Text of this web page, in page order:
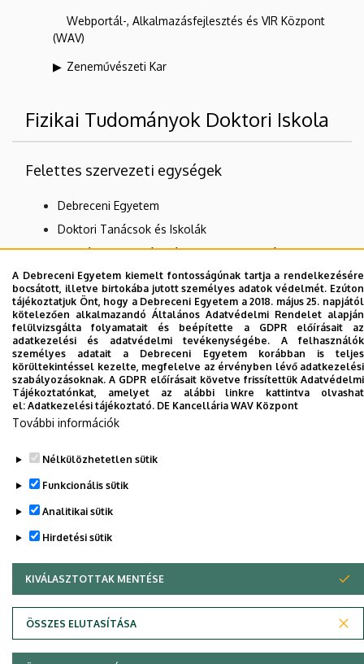
Webportál-, Alkalmazásfejlesztés és VIR Központ
(WAV)
Zeneművészeti Kar
Fizikai Tudományok Doktori Iskola
Felettes szervezeti egységek
Debreceni Egyetem
Doktori Tanácsok és Iskolák
Természettudományi és Műszaki Tudományi Doktori
Tanács
Dolgozói adatmódosítás igénylése a DE
telefonkönyvében|Külső személyek rögzítése a
DE telefonkönyvében|Súgó|Hibabejelentés
Szerzői jog © 2026 Unideb
A Debreceni Egyetem kiemelt fontosságúnak tartja a rendelkezésére
bocsátott, illetve birtokába jutott személyes adatok védelmét. Ezúton
tájékoztatjuk Önt, hogy a Debreceni Egyetem a 2018. május 25. napjától
kötelezően alkalmazandó Általános Adatvédelmi Rendelet alapján
felülvizsgálta folyamatait és beépítette a GDPR előírásait az
adatkezelési és adatvédelmi tevékenységébe. A felhasználók
személyes adatait a Debreceni Egyetem korábban is teljes
körültekintéssel kezelte, megfelelve az érvényben lévő adatkezelési
szabályozásoknak. A GDPR előírásait követve frissítettük Adatvédelmi
Tájékoztatónkat, amelyet az alábbi linkre kattintva olvashat
el: Adatkezelési tájékoztató. DE Kancellária WAV Központ
További információk
Nélkülözhetetlen sütik
Funkcionális sütik
Analitikai sütik
Hirdetési sütik
KIVÁLASZTOTTAK MENTÉSE
ÖSSZES ELUTASÍTÁSA
WITHDRAW CONSENT